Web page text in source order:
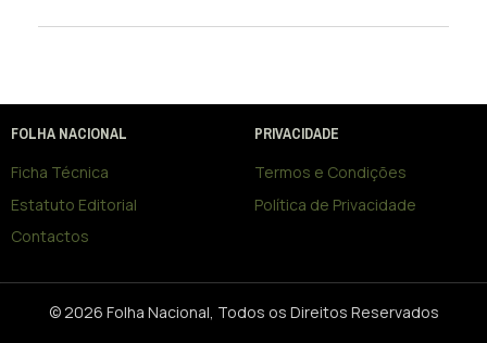
FOLHA NACIONAL
Ficha Técnica
Estatuto Editorial
Contactos
PRIVACIDADE
Termos e Condições
Política de Privacidade
© 2026 Folha Nacional, Todos os Direitos Reservados